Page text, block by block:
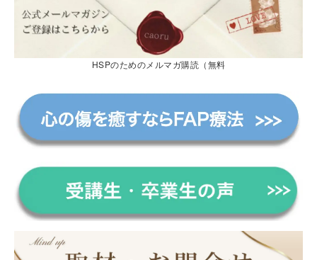
HSPのためのメルマガ購読（無料